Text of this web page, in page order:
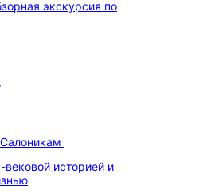
вековой историей и